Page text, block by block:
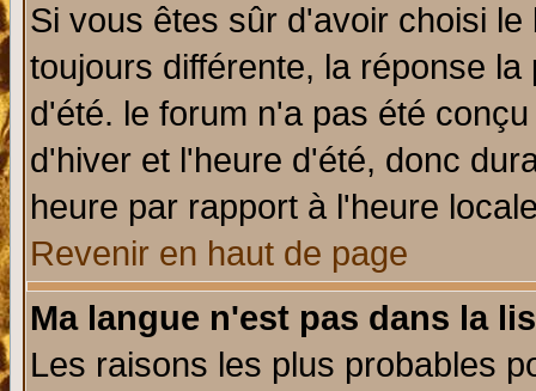
Si vous êtes sûr d'avoir choisi
toujours différente, la réponse
d'été. le forum n'a pas été
d'hiver et l'heure d'été, donc
heure par rapport à l'heure
Revenir en haut de page
Ma langue n'est pas dans la
Les raisons les plus probables